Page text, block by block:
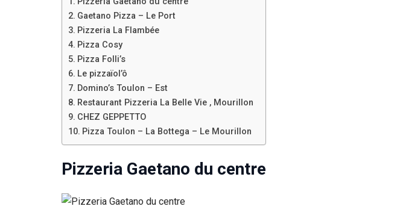
Gaetano Pizza – Le Port
Pizzeria La Flambée
Pizza Cosy
Pizza Folli’s
Le pizzaïol’ô
Domino’s Toulon – Est
Restaurant Pizzeria La Belle Vie , Mourillon
CHEZ GEPPETTO
Pizza Toulon – La Bottega – Le Mourillon
Pizzeria Gaetano du centre